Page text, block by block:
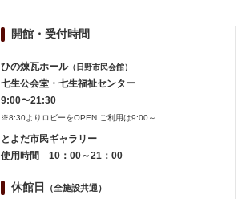
開館・受付時間
ひの煉瓦ホール（日野市民会館）
七生公会堂・七生福祉センター
9:00〜21:30
※8:30よりロビーをOPEN ご利用は9:00～
とよだ市民ギャラリー
使用時間 10：00～21：00
休館日 （全施設共通）